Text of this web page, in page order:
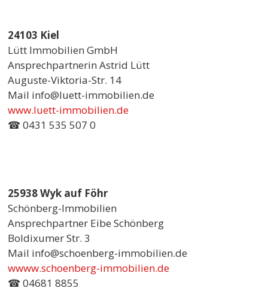
24103 Kiel
Lütt Immobilien GmbH
Ansprechpartnerin Astrid Lütt
Auguste-Viktoria-Str. 14
Mail info@luett-immobilien.de
www.luett-immobilien.de
☎ 0431 535 507 0
25938 Wyk auf Föhr
Schönberg-Immobilien
Ansprechpartner Eibe Schönberg
Boldixumer Str. 3
Mail info@schoenberg-immobilien.de
wwww.schoenberg-immobilien.de
☎ 04681 8855